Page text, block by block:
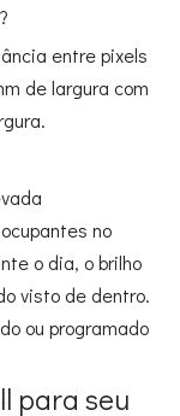
entre pixels
de largura com
no
o dia, o brilho
visto de dentro.
ou programado
para seu